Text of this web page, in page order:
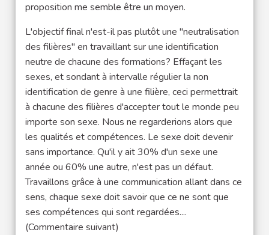
proposition me semble être un moyen.
L'objectif final n'est-il pas plutôt une "neutralisation
des filières" en travaillant sur une identification
neutre de chacune des formations? Effaçant les
sexes, et sondant à intervalle régulier la non
identification de genre à une filière, ceci permettrait
à chacune des filières d'accepter tout le monde peu
importe son sexe. Nous ne regarderions alors que
les qualités et compétences. Le sexe doit devenir
sans importance. Qu'il y ait 30% d'un sexe une
année ou 60% une autre, n'est pas un défaut.
Travaillons grâce à une communication allant dans ce
sens, chaque sexe doit savoir que ce ne sont que
ses compétences qui sont regardées....
(Commentaire suivant)